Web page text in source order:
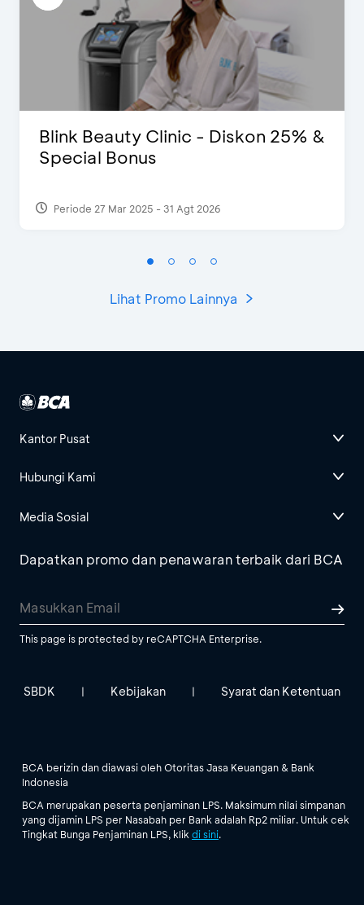
Blink Beauty Clinic - Diskon 25% &
Special Bonus
Periode 27 Mar 2025 - 31 Agt 2026
Lihat Promo Lainnya
Kantor Pusat
Hubungi Kami
Media Sosial
Dapatkan promo dan penawaran terbaik dari BCA
This page is protected by reCAPTCHA Enterprise.
SBDK | Kebijakan | Syarat dan Ketentuan
BCA berizin dan diawasi oleh Otoritas Jasa Keuangan & Bank
Indonesia
BCA merupakan peserta penjaminan LPS. Maksimum nilai simpanan
yang dijamin LPS per Nasabah per Bank adalah Rp2 miliar. Untuk cek
Tingkat Bunga Penjaminan LPS, klik di sini.